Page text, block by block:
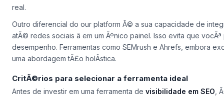
real.
Outro diferencial do our platform Ã© a sua capacidade de
atÃ© redes sociais â em um Ãºnico painel. Isso evita que
desempenho. Ferramentas como SEMrush e Ahrefs, embora
uma abordagem tÃ£o holÃ­stica.
CritÃ©rios para selecionar a ferramenta ideal
Antes de investir em uma ferramenta de visibilidade em SEO ,